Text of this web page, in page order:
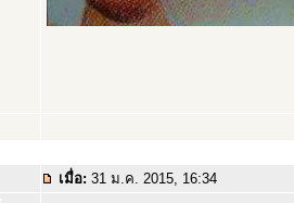
เมื่อ: 31 ม.ค. 2015, 16:34